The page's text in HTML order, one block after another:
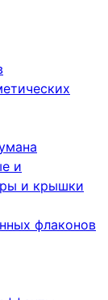
и
и крышки
флаконов